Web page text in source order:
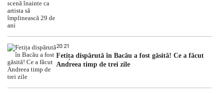
20:21
Fetița dispărută în Bacău a fost găsită! Ce a făcut
Andreea timp de trei zile